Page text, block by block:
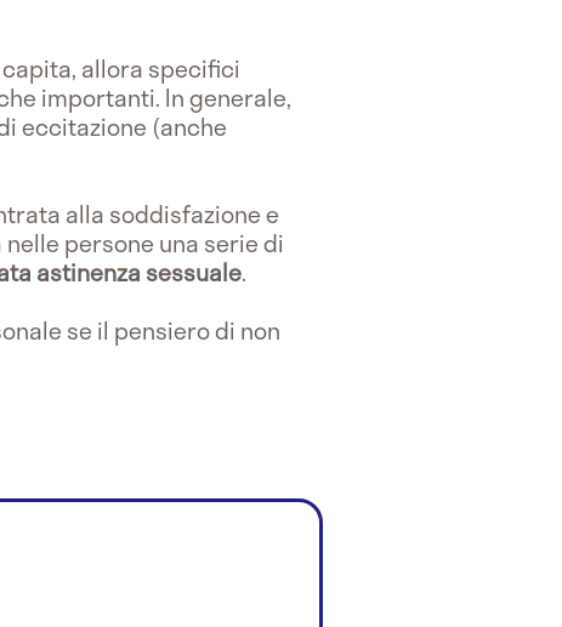
allora specifici
importanti. In generale,
eccitazione (anche
alla soddisfazione e
persone una serie di
astinenza sessuale.
se il pensiero di non